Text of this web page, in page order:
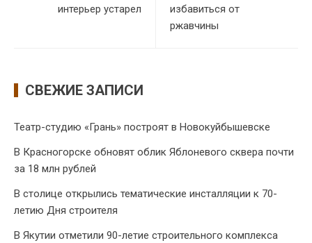
интерьер устарел
избавиться от
ржавчины
СВЕЖИЕ ЗАПИСИ
Театр-студию «Грань» построят в Новокуйбышевске
В Красногорске обновят облик Яблоневого сквера почти
за 18 млн рублей
В столице открылись тематические инсталляции к 70-
летию Дня строителя
В Якутии отметили 90-летие строительного комплекса